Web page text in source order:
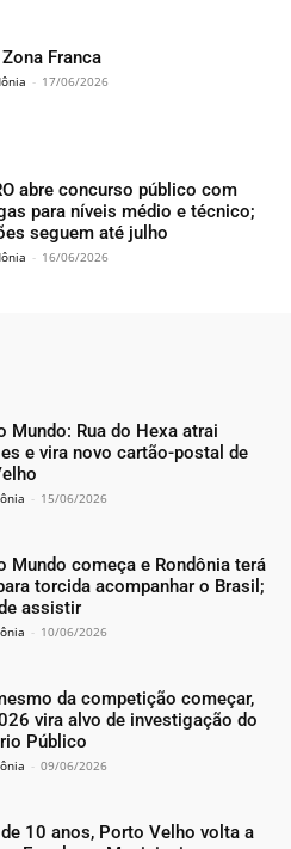
Franca
- 17/06/2026
abre concurso público com
para níveis médio e técnico;
seguem até julho
- 16/06/2026
Mundo: Rua do Hexa atrai
e vira novo cartão-postal de
- 15/06/2026
Mundo começa e Rondônia terá
torcida acompanhar o Brasil;
assistir
- 10/06/2026
da competição começar,
vira alvo de investigação do
Público
- 09/06/2026
10 anos, Porto Velho volta a